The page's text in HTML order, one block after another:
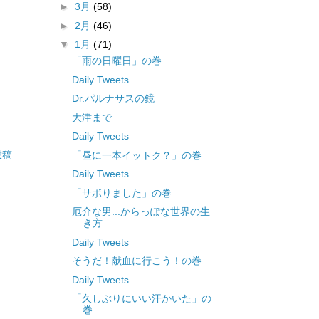
稿
► 3月 (58)
► 2月 (46)
▼ 1月 (71)
「雨の日曜日」の巻
Daily Tweets
Dr.パルナサスの鏡
大津まで
Daily Tweets
「昼に一本イットク？」の巻
Daily Tweets
「サボりました」の巻
厄介な男...からっぽな世界の生
き方
Daily Tweets
そうだ！献血に行こう！の巻
Daily Tweets
「久しぶりにいい汗かいた」の
巻